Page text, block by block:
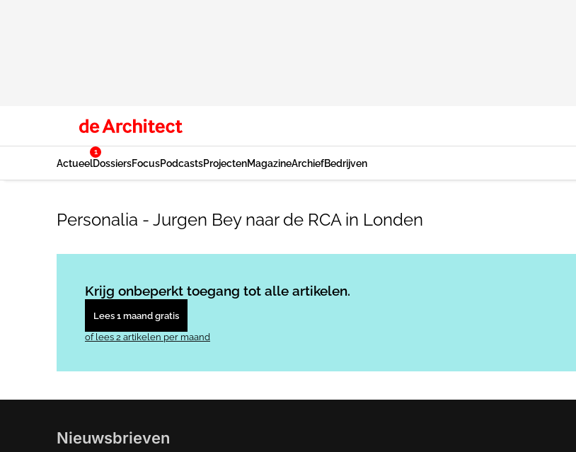
Actueel
1
DossiersFocusPodcastsProjectenMagazineArchiefBedrijven
Personalia - Jurgen Bey naar de RCA in Londen
Krijg onbeperkt toegang tot alle artikelen.
Lees 1 maand gratis
of lees 2 artikelen per maand
Nieuwsbrieven